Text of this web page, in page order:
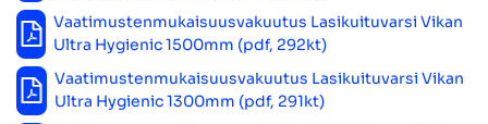
Vaatimustenmukaisuusvakuutus Lasikuituvarsi Vikan
Ultra Hygienic 1500mm (pdf, 292kt)
Vaatimustenmukaisuusvakuutus Lasikuituvarsi Vikan
Ultra Hygienic 1300mm (pdf, 291kt)